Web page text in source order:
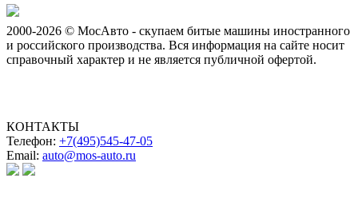
2000-2026 © МосАвто - скупаем битые машины иностранного
и российского производства. Вся информация на сайте носит
справочный характер и не является публичной офертой.
КОНТАКТЫ
Телефон: +7(495)545-47-05
Email: auto@mos-auto.ru